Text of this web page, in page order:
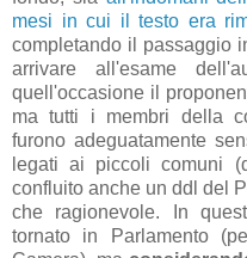
mesi in cui il testo era
completando il passaggio
arrivare all'esame
quell'occasione il
ma tutti i membri della
furono adeguatamente
legati ai piccoli comuni
confluito anche un ddl del
che ragionevole. In
tornato in Parlamento